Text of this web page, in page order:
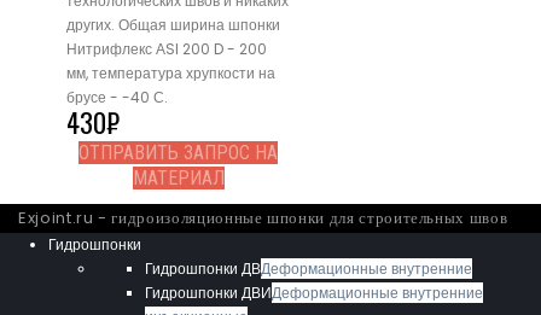
других. Общая ширина шпонки
Нитрифлекс АSI 200 D - 200
мм, температура хрупкости на
брусе - -40 С.
430₽
ОТПРАВИТЬ ЗАПРОС НА
МАТЕРИАЛ
Exjoint.ru - гидроизоляционные шпонки для строительных швов
Гидрошпонки
Гидрошпонки ДВДеформационные внутренние
Гидрошпонки ДВИДеформационные внутренние